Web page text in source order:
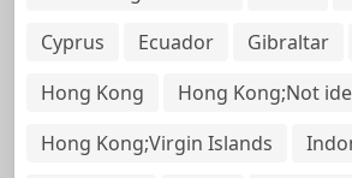
Cyprus
Ecuador Gibraltar
Hong Kong
Hong Kong;Not
Hong Kong;Virgin Islands